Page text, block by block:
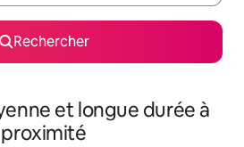
Rechercher
et longue durée à
proximité